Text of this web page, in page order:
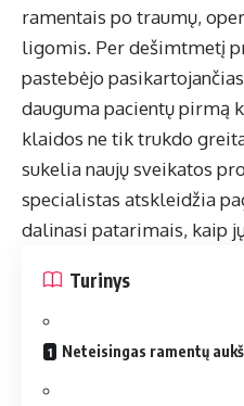
ramentais po traumų,
ligomis. Per dešimtmetį
pastebėjo
dauguma pacientų pirmą
klaidos ne tik trukdo
sukelia naujų sveikatos
specialistas atskleidžia
dalinasi patarimais, kaip
Turinys
Neteisingas ramentų